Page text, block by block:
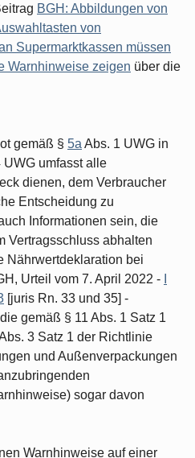
BGH: Abbildungen von
von
Supermarktkassen müssen
Warnhinweise zeigen über die
gemäß § 5a Abs. 1 UWG in
UWG umfasst alle
dienen, dem Verbraucher
Entscheidung zu
Informationen sein, die
Vertragsschluss abhalten
Nährwertdeklaration bei
Urteil vom 7. April 2022 -
[juris Rn. 33 und 35] -
gemäß § 11 Abs. 1 Satz 1
3 Satz 1 der Richtlinie
und Außenverpackungen
sogar davon
Warnhinweise auf einer